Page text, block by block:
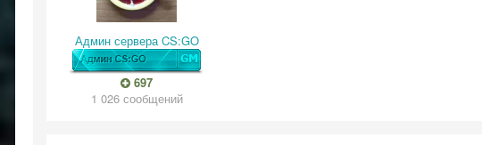
Админ сервера CS:GO
697
1 026 сообщений